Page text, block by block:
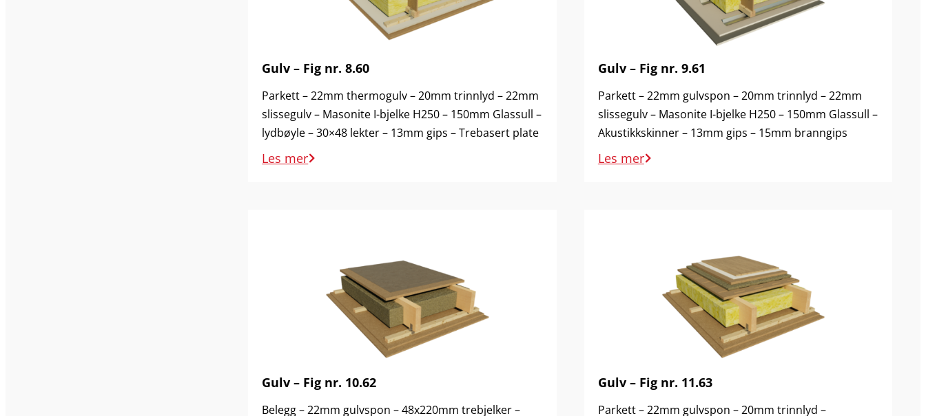
Gulv – Fig nr. 8.60
Parkett – 22mm thermogulv – 20mm trinnlyd – 22mm
slissegulv – Masonite I-bjelke H250 – 150mm Glassull –
lydbøyle – 30×48 lekter – 13mm gips – Trebasert plate
Les mer
Gulv – Fig nr. 9.61
Parkett – 22mm gulvspon – 20mm trinnlyd – 22mm
slissegulv – Masonite I-bjelke H250 – 150mm Glassull –
Akustikkskinner – 13mm gips – 15mm branngips
Les mer
Gulv – Fig nr. 10.62
Belegg – 22mm gulvspon – 48x220mm trebjelker –
Gulv – Fig nr. 11.63
Parkett – 22mm gulvspon – 20mm trinnlyd –